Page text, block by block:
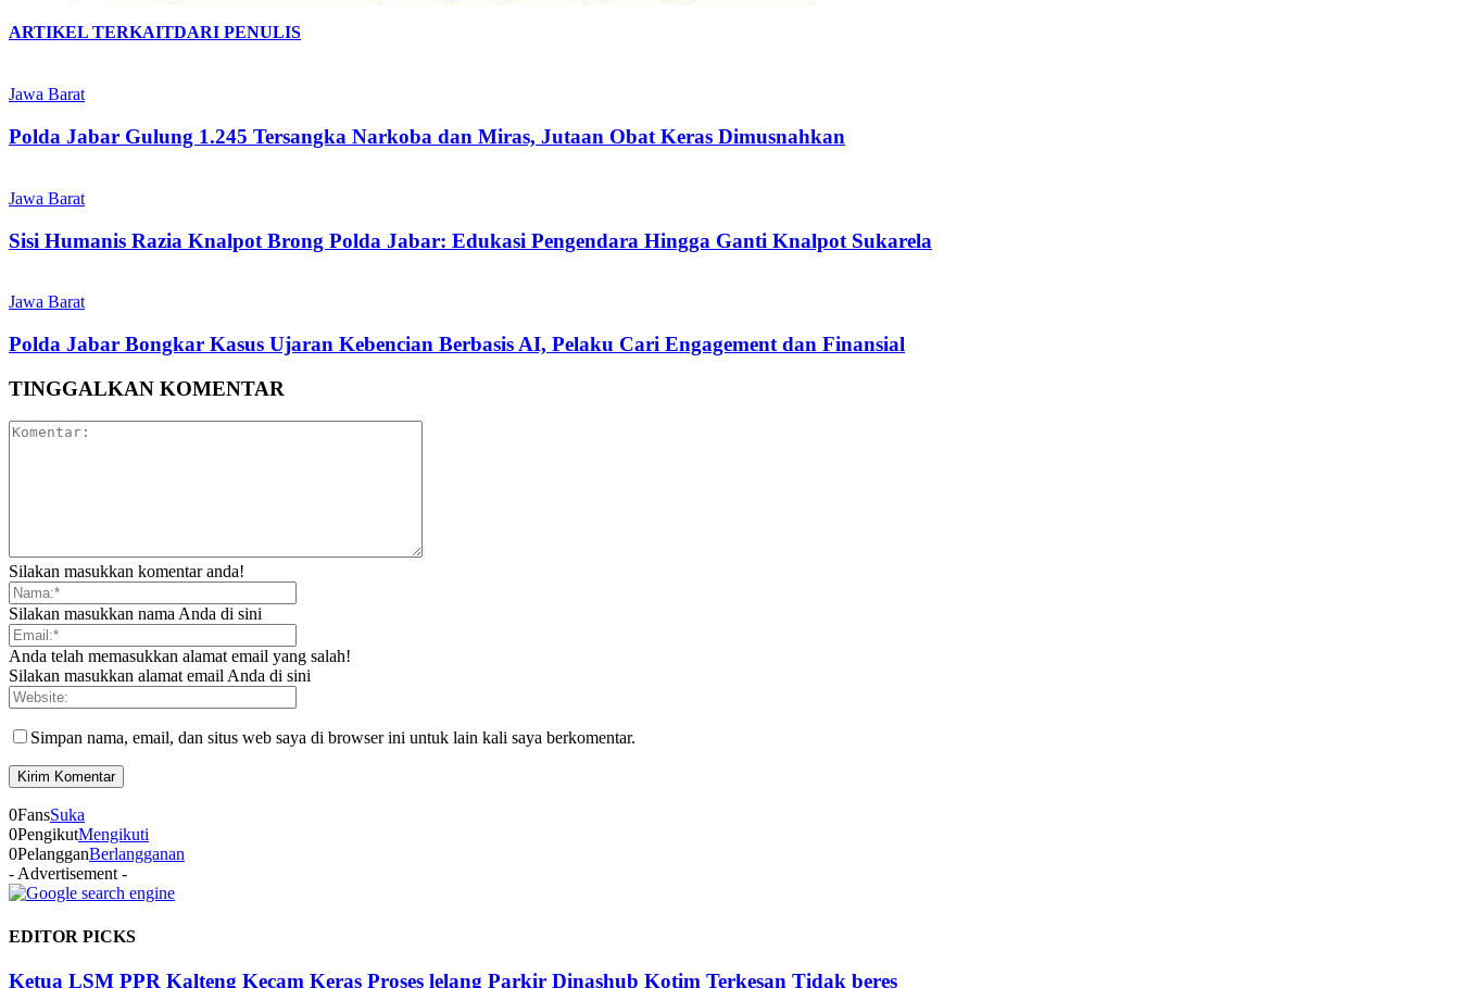
ARTIKEL TERKAITDARI PENULIS
Jawa Barat
Polda Jabar Gulung 1.245 Tersangka Narkoba dan Miras, Jutaan Obat Keras Dimusnahkan
Jawa Barat
Sisi Humanis Razia Knalpot Brong Polda Jabar: Edukasi Pengendara Hingga Ganti Knalpot Sukarela
Jawa Barat
Polda Jabar Bongkar Kasus Ujaran Kebencian Berbasis AI, Pelaku Cari Engagement dan Finansial
TINGGALKAN KOMENTAR
Silakan masukkan komentar anda!
Silakan masukkan nama Anda di sini
Anda telah memasukkan alamat email yang salah!
Silakan masukkan alamat email Anda di sini
Simpan nama, email, dan situs web saya di browser ini untuk lain kali saya berkomentar.
0FansSuka
0PengikutMengikuti
0PelangganBerlangganan
- Advertisement -
EDITOR PICKS
Ketua LSM PPR Kalteng Kecam Keras Proses lelang Parkir Dinashub Kotim Terkesan Tidak beres